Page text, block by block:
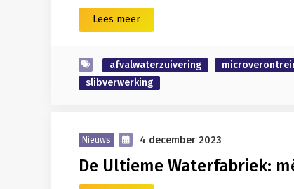
Lees meer
afvalwaterzuivering
slibverwerking
Nieuws 4 december 2023
De Ultieme Waterfabriek: